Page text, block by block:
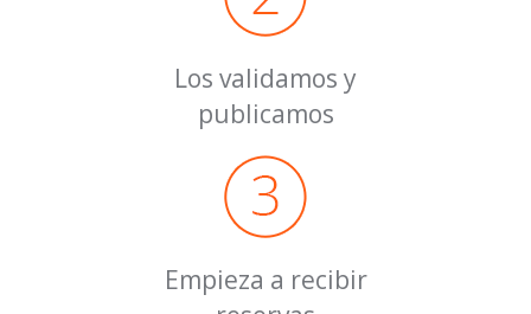
Los validamos y
publicamos
Empieza a recibir